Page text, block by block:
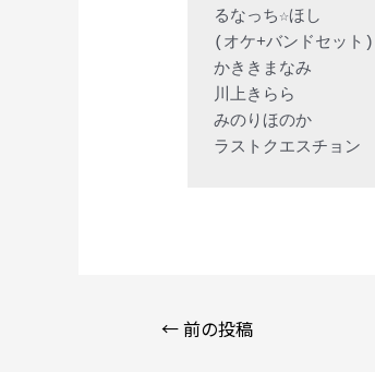
るなっち☆ほし
(オケ+バンドセット)
かききまなみ
川上きらら
みのりほのか
←前の投稿